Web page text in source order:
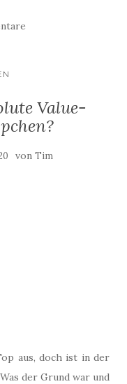
Value-
von Tim
aus, doch ist in der
der Grund war und